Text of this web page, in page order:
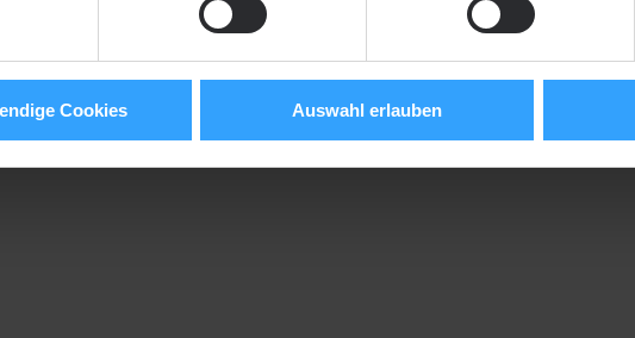
Cookies Auswahl erlauben